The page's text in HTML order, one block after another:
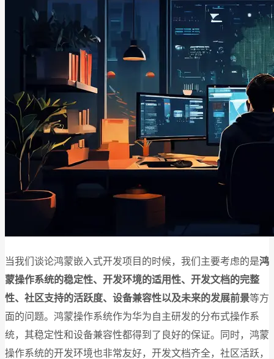
当我们谈论鸿蒙嵌入式开发项目的时候，我们主要考虑的是鸿
蒙操作系统的稳定性、开发环境的适用性、开发文档的完整
性、社区支持的活跃度、设备兼容性以及未来的发展前景等方
面的问题。鸿蒙操作系统作为华为自主研发的分布式操作系
统，其稳定性和设备兼容性都得到了良好的保证。同时，鸿蒙
操作系统的开发环境也非常友好，开发文档齐全，社区活跃，